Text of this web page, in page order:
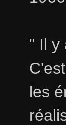
" Il y
les